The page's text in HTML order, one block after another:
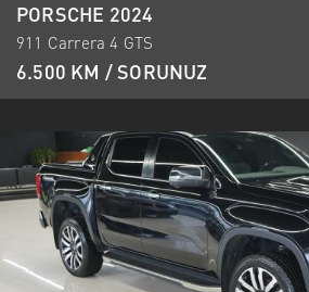
PORSCHE 2024
911 Carrera 4 GTS
6.500 KM / SORUNUZ